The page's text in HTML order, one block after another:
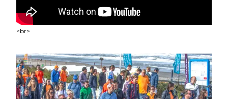
<br>